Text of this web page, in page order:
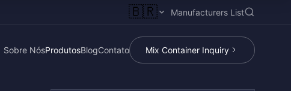
🇧🇷 Manufacturers List
Sobre NósProdutosBlogContato Mix Container Inquiry